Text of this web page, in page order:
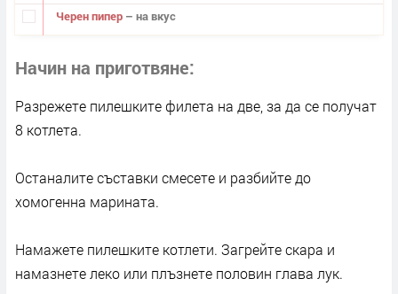
Черен пипер – на вкус
Начин на приготвяне
Разрежете пилешките филета на две, за да се получат
8 котлета.
Останалите съставки смесете и разбийте до
хомогенна марината.
Намажете пилешките котлети. Загрейте скара и
намазнете леко или плъзнете половин глава лук.